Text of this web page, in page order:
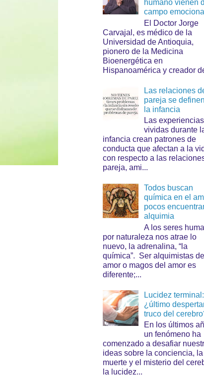
humano vienen
campo emocional
El Doctor Jorge
Carvajal, es médico de la
Universidad de Antioquia,
pionero de la Medicina
Bioenergética en
Hispanoamérica y creador
Las relaciones
pareja se
la infancia
Las experiencias
vividas durante
infancia crean patrones de
conducta que afectan a la
con respecto a las
pareja, ami...
Todos buscan
química en el
pocos
alquimia
A los seres
por naturaleza nos atrae lo
nuevo, la adrenalina, “la
química”. Ser alquimistas del
amor o magos del amor es
diferente;...
Lucidez terminal:
¿último
truco del
En los últimos
un fenómeno ha
comenzado a desafiar
ideas sobre la conciencia, la
muerte y el misterio del
la lucidez...